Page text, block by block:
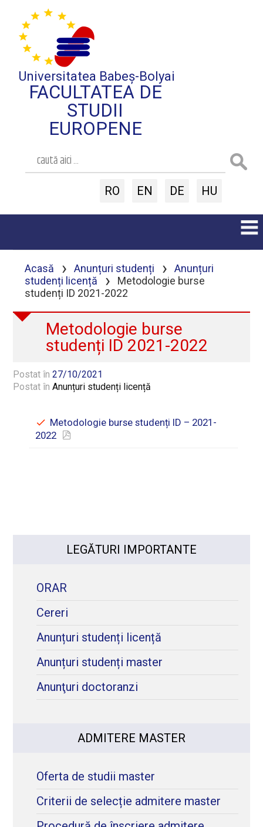
Universitatea Babeș-Bolyai
FACULTATEA DE
STUDII
EUROPENE
RO EN DE HU
Acasă › Anunțuri studenți ›
Anunțuri
studenți licență
›
Metodologie burse
studenți ID 2021-2022
Metodologie burse
studenți ID 2021-2022
Postat în27/10/2021
Postat înAnunțuri studenți licență
Metodologie burse studenți ID – 2021-
2022
LEGĂTURI IMPORTANTE
ORAR
Cereri
Anunțuri studenți licență
Anunțuri studenți master
Anunţuri doctoranzi
ADMITERE MASTER
Oferta de studii master
Criterii de selecție admitere master